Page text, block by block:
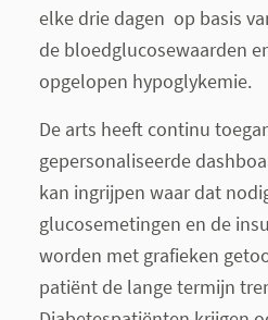
elke drie dagen op basis
de bloedglucosewaarden
opgelopen hypoglykemie.
De arts heeft continu
gepersonaliseerde
kan ingrijpen waar dat
glucosemetingen en de
worden met grafieken
patiënt de lange termijn